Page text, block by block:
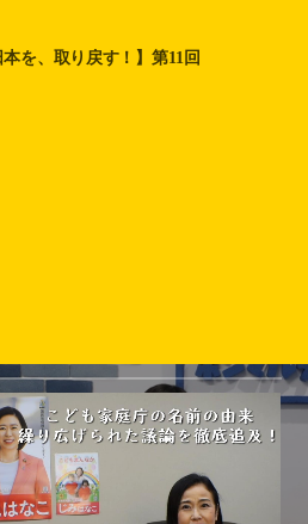
を、取り戻す！】第11回
いて考える！【月刊